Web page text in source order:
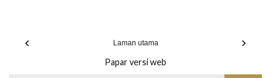
‹ ›
Laman utama
Papar versi web